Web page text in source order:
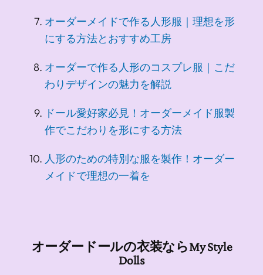
オーダーメイドで作る人形服｜理想を形
にする方法とおすすめ工房
オーダーで作る人形のコスプレ服｜こだ
わりデザインの魅力を解説
ドール愛好家必見！オーダーメイド服製
作でこだわりを形にする方法
人形のための特別な服を製作！オーダー
メイドで理想の一着を
オーダードールの衣装ならMy Style
Dolls